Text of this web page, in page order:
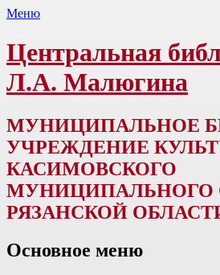
Меню
Центральная
Л.А. Малюгина
МУНИЦИПАЛЬНОЕ
УЧРЕЖДЕНИЕ
КАСИМОВСКОГО
МУНИЦИПАЛЬНОГО
РЯЗАНСКОЙ
Основное меню